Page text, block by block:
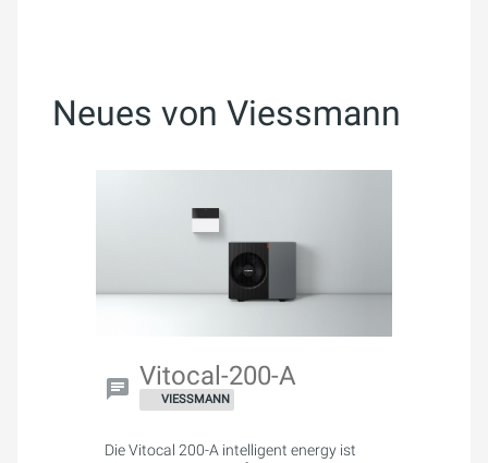
Neues von Viessmann
VIESSMANN
Vitocal-200-A
Die Vitocal 200-A intelligent energy ist